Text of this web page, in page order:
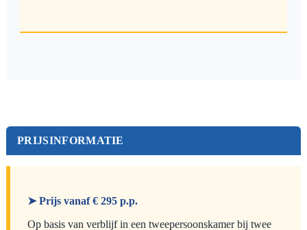
PRIJSINFORMATIE
➤ Prijs vanaf € 295 p.p.
Op basis van verblijf in een tweepersoonskamer bij twee